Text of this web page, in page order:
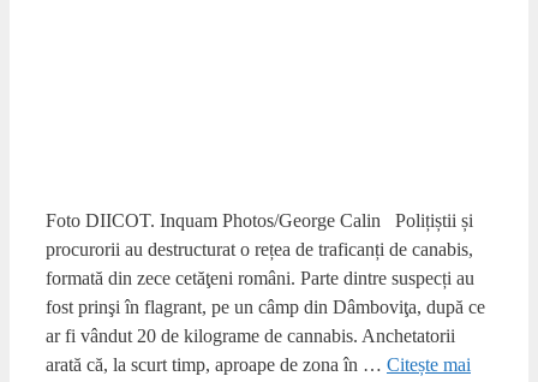
Foto DIICOT. Inquam Photos/George Calin Polițiștii și
procurorii au destructurat o rețea de traficanți de canabis,
formată din zece cetăţeni români. Parte dintre suspecți au
fost prinşi în flagrant, pe un câmp din Dâmboviţa, după ce
ar fi vândut 20 de kilograme de cannabis. Anchetatorii
arată că, la scurt timp, aproape de zona în … Citește mai